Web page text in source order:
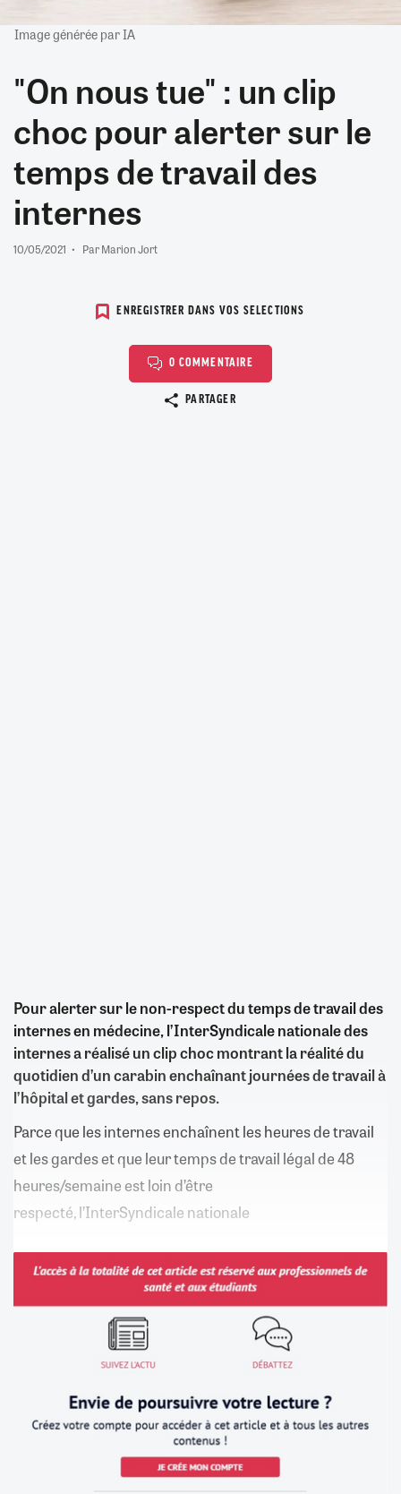
Image générée par IA
"On nous tue" : un clip
choc pour alerter sur le
temps de travail des
internes
10/05/2021 Par Marion Jort
ENREGISTRER DANS VOS SELECTIONS
0 COMMENTAIRE
PARTAGER
Pour alerter sur le non-respect du temps de travail des
internes en médecine, l’InterSyndicale nationale des
internes a réalisé un clip choc montrant la réalité du
quotidien d’un carabin enchaînant journées de travail à
l’hôpital et gardes, sans repos.
Parce que les internes enchaînent les heures de travail
et les gardes et que leur temps de travail légal de 48
heures/semaine est loin d’être
respecté, l’InterSyndicale nationale